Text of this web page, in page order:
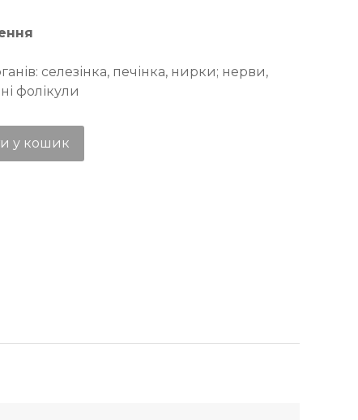
селезінка, печінка, нирки; нерви,
фолікули
у кошик